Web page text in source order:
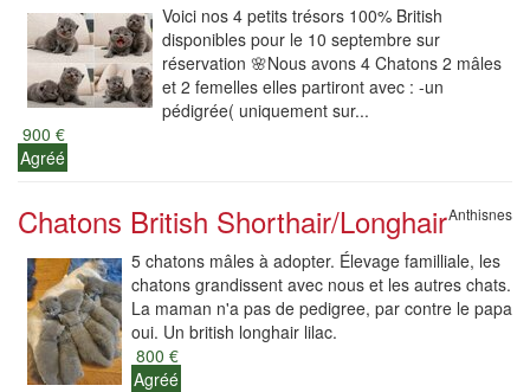
Voici nos 4 petits trésors 100% British
disponibles pour le 10 septembre sur
réservation 🌸Nous avons 4 Chatons 2 mâles
et 2 femelles elles partiront avec : -un
pédigrée( uniquement sur...
900 €
Agréé
Chatons British Shorthair/LonghairAnthisnes
5 chatons mâles à adopter. Élevage familliale, les
chatons grandissent avec nous et les autres chats.
La maman n'a pas de pedigree, par contre le papa
oui. Un british longhair lilac.
800 €
Agréé